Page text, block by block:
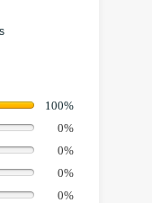
100%
0%
0%
0%
0%